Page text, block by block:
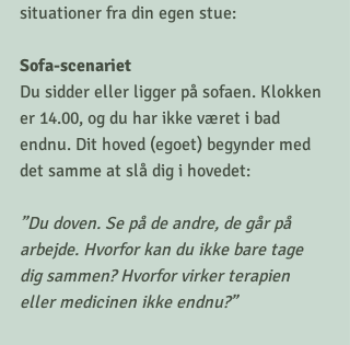
situationer fra din egen stue:
Sofa-scenariet
Du sidder eller ligger på sofaen. Klokken
er 14.00, og du har ikke været i bad
endnu. Dit hoved (egoet) begynder med
det samme at slå dig i hovedet:
”Du doven. Se på de andre, de går på
arbejde. Hvorfor kan du ikke bare tage
dig sammen? Hvorfor virker terapien
eller medicinen ikke endnu?”